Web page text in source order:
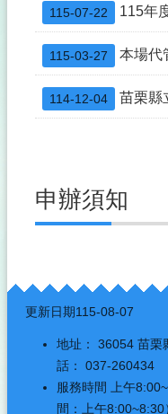
115-07-22 115年度第17屆
115-03-27 本場代管照南國中分校
114-12-04 苗栗縣立體育
申辦須知
:::
更新日期115-08-07
地址： 36054 苗
話： 037-260434
服務時間 上午
間：上午8:00~8:30